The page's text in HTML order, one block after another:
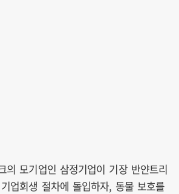
의 모기업인 삼정기업이 기장 반얀트리
업회생 절차에 돌입하자, 동물 보호를